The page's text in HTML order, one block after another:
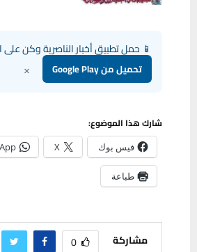
📱 حمل تطبيق أخبار الناصرية وكن على
تحميل من Google Play ×
شارك هذا الموضوع:
فيس بوك X
طباعة
مشاركة 0